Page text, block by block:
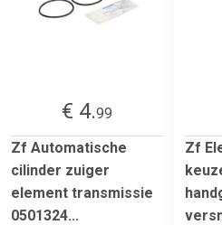
€ 4.99
Zf Automatische
cilinder zuiger
element transmissie
0501324...
Zf